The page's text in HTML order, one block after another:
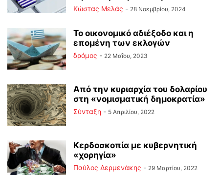
Κώστας Μελάς - 28 Νοεμβρίου, 2024
Το οικονομικό αδιέξοδο και η
επομένη των εκλογών
δρόμος - 22 Μαΐου, 2023
Από την κυριαρχία του δολαρίου
στη «νομισματική δημοκρατία»
Σύνταξη - 5 Απριλίου, 2022
Κερδοσκοπία με κυβερνητική
«χορηγία»
Παύλος Δερμενάκης - 29 Μαρτίου, 2022